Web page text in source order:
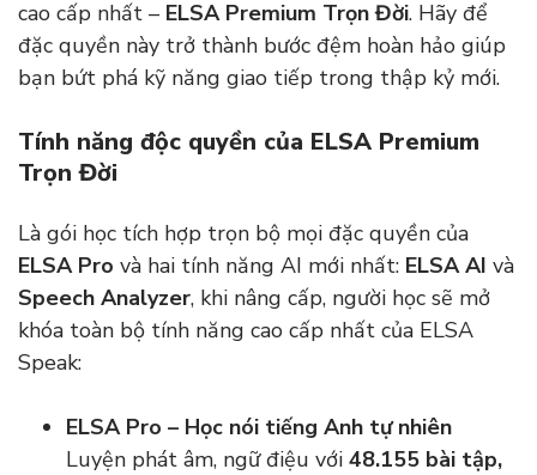
cao cấp nhất – ELSA Premium Trọn Đời. Hãy để
đặc quyền này trở thành bước đệm hoàn hảo giúp
bạn bứt phá kỹ năng giao tiếp trong thập kỷ mới.
Tính năng độc quyền của ELSA Premium
Trọn Đời
Là gói học tích hợp trọn bộ mọi đặc quyền của
ELSA Pro và hai tính năng AI mới nhất: ELSA AI và
Speech Analyzer, khi nâng cấp, người học sẽ mở
khóa toàn bộ tính năng cao cấp nhất của ELSA
Speak:
ELSA Pro – Học nói tiếng Anh tự nhiên
Luyện phát âm, ngữ điệu với 48.155 bài tập,